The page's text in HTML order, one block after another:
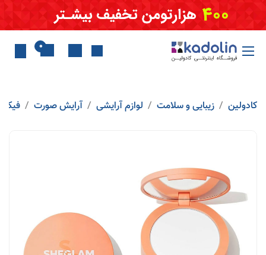
Skip to Content
0
کادولین زیبایی و سلامت لوازم آرایشی آرایش صورت